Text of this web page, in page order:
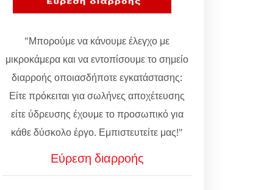
"Μπορούμε να κάνουμε έλεγχο με
μικροκάμερα και να εντοπίσουμε το σημείο
διαρροής οποιασδήποτε εγκατάστασης:
Είτε πρόκειται για σωλήνες αποχέτευσης
είτε ύδρευσης έχουμε το προσωπικό για
κάθε δύσκολο έργο. Εμπιστευτείτε μας!"
Εύρεση διαρροής